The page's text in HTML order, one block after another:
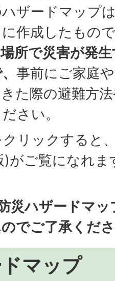
ザードマップ
作成したもの
所で災害が発
事前にご家庭
た際の避難方
さい。
リックすると
)がご覧になれ
災ハザードマ
でご了承くだ
マップ